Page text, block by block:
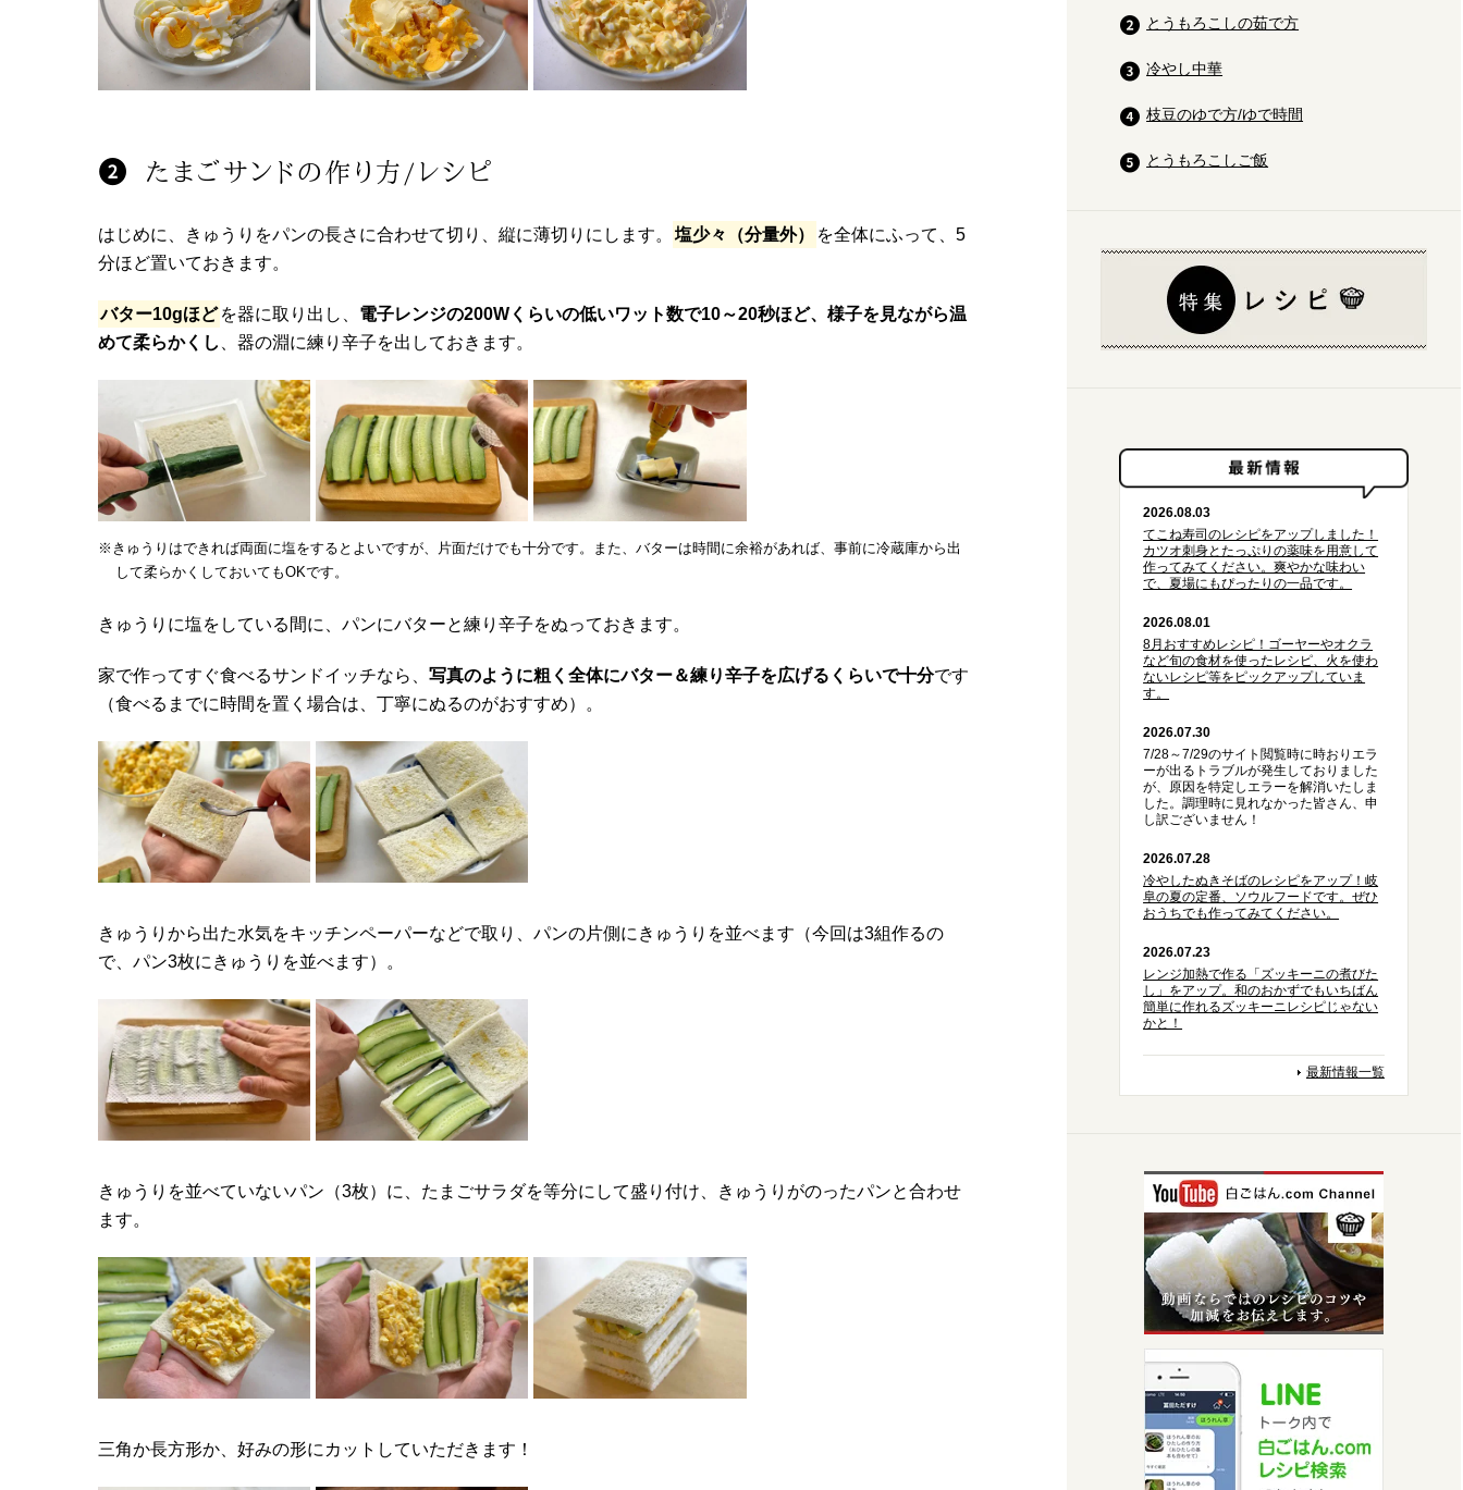
たまごサンドの作り方/レシピ
はじめに、きゅうりをパンの長さに合わせて切り、縦に薄切りにします。 塩少々（分量外）
を全体にふって、5
分ほど置いておきます。
バター10gほど を器に取り出し、 電子レンジの200Wくらいの低いワット数で10～20秒ほど、様子を見ながら温
めて柔らかくし
、器の淵に練り辛子を出しておきます。
※きゅうりはできれば両面に塩をするとよいですが、片面だけでも十分です。また、バターは時間に余裕があれば、事前に冷蔵庫から出
して柔らかくしておいてもOKです。
きゅうりに塩をしている間に、パンにバターと練り辛子をぬっておきます。
家で作ってすぐ食べるサンドイッチなら、 写真のように粗く全体にバター＆練り辛子を広げるくらいで十分です
（食べるまでに時間を置く場合は、丁寧にぬるのがおすすめ）。
きゅうりから出た水気をキッチンペーパーなどで取り、パンの片側にきゅうりを並べます（今回は3組作るの
で、パン3枚にきゅうりを並べます）。
きゅうりを並べていないパン（3枚）に、たまごサラダを等分にして盛り付け、きゅうりがのったパンと合わせ
ます。
三角か長方形か、好みの形にカットしていただきます！
とうもろこしの茹で方
冷やし中華
枝豆のゆで方/ゆで時間
とうもろこしご飯
2026.08.03
てこね寿司のレシピをアップしました！
カツオ刺身とたっぷりの薬味を用意して
作ってみてください。爽やかな味わい
で、夏場にもぴったりの一品です。
2026.08.01
8月おすすめレシピ！ゴーヤーやオクラ
など旬の食材を使ったレシピ、火を使わ
ないレシピ等をピックアップしていま
す。
2026.07.30
7/28～7/29のサイト閲覧時に時おりエラ
ーが出るトラブルが発生しておりました
が、原因を特定しエラーを解消いたしま
した。調理時に見れなかった皆さん、申
し訳ございません！
2026.07.28
冷やしたぬきそばのレシピをアップ！岐
阜の夏の定番、ソウルフードです。ぜひ
おうちでも作ってみてください。
2026.07.23
レンジ加熱で作る「ズッキーニの煮びた
し」をアップ。和のおかずでもいちばん
簡単に作れるズッキーニレシピじゃない
かと！
最新情報一覧